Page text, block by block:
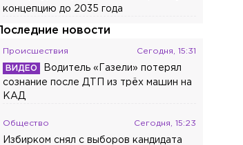
концепцию до 2035 года
Последние новости
Происшествия Сегодня, 15:31
Водитель «Газели» потерял
сознание после ДТП из трёх машин на
КАД
Общество Сегодня, 15:23
Избирком снял с выборов кандидата